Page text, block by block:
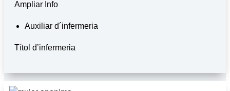
Ampliar Info
Auxiliar d´infermeria
Títol d’infermeria